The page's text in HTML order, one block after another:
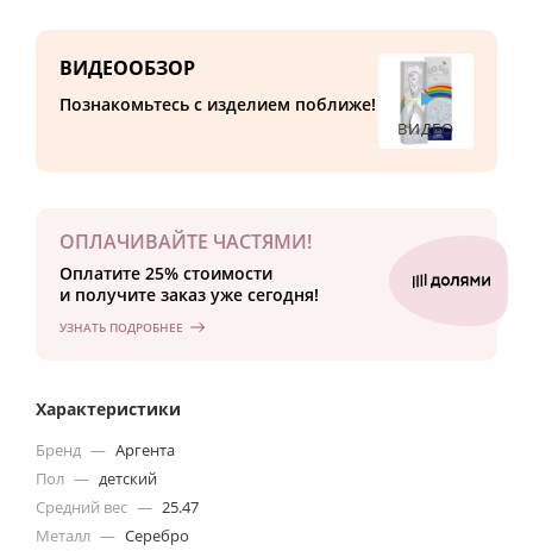
ВИДЕООБЗОР
Познакомьтесь с изделием поближе!
ВИДЕО
ОПЛАЧИВАЙТЕ ЧАСТЯМИ!
Оплатите 25% стоимости
и получите заказ уже сегодня!
УЗНАТЬ ПОДРОБНЕЕ
Характеристики
Бренд — Аргента
Пол — детский
Средний вес — 25.47
Металл — Серебро